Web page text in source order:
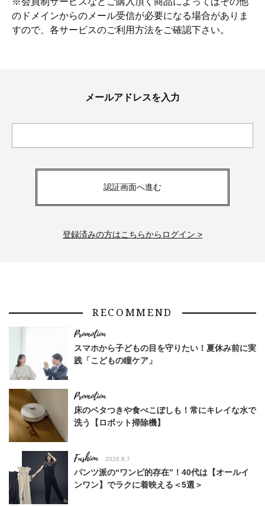
のドメインからのメール受信が必要になる場合がありま
すので、各サービスのご利用方法をご確認下さい。
メールアドレスを入力
認証画面へ進む
登録済みの方はこちらからログイン >
RECOMMEND
スマホから子どもの目を守りたい！夏休み前に実
践「こどもの瞳ケア」
床のベタつきや食べこぼしも！常にキレイな水で
洗う【ロボット掃除機】
Fashion 2026.8.7
パンツ派の“ワンピ的存在”！40代は【オールイ
ンワン】でラクに着映える＜5選＞